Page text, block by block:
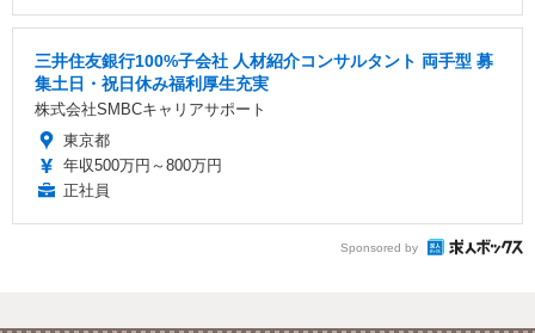
三井住友銀行100%子会社 人材紹介コンサルタント 両手型 募
集土日・祝日休み福利厚生充実
株式会社SMBCキャリアサポート
東京都
年収500万円～800万円
正社員
Sponsored by